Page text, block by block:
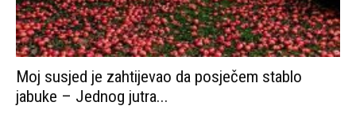
Moj susjed je zahtijevao da posječem stablo
jabuke – Jednog jutra...